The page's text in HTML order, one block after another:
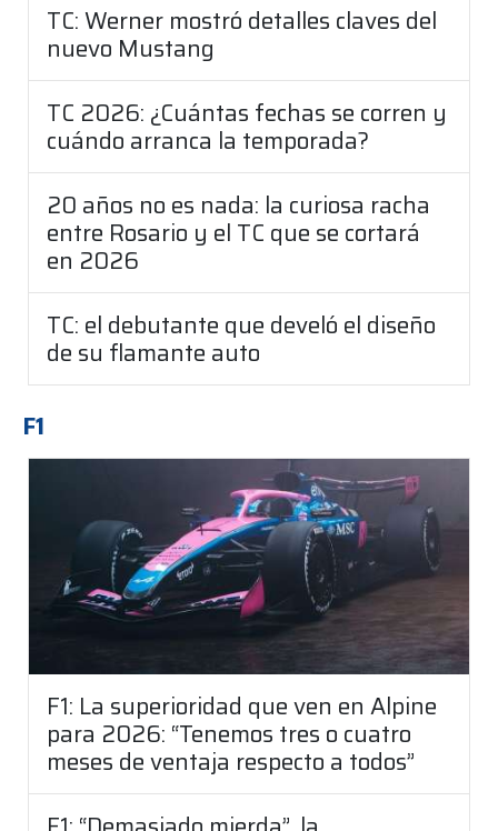
TC: Werner mostró detalles claves del
nuevo Mustang
TC 2026: ¿Cuántas fechas se corren y
cuándo arranca la temporada?
20 años no es nada: la curiosa racha
entre Rosario y el TC que se cortará
en 2026
TC: el debutante que develó el diseño
de su flamante auto
F1
F1: La superioridad que ven en Alpine
para 2026: “Tenemos tres o cuatro
meses de ventaja respecto a todos”